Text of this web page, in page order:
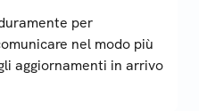
per
nel modo più
aggiornamenti in arrivo